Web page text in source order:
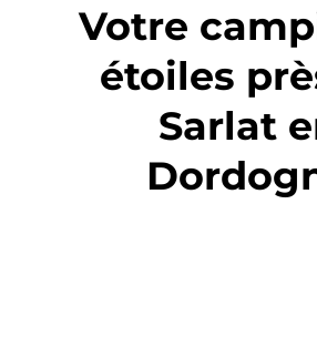
Votre
étoiles
Sarlat